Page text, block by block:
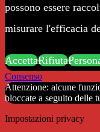
possono essere
misurare l'efficacia
AccettaRifiuta
Consenso
Attenzione: alcune
bloccate a seguito delle
Impostazioni privacy